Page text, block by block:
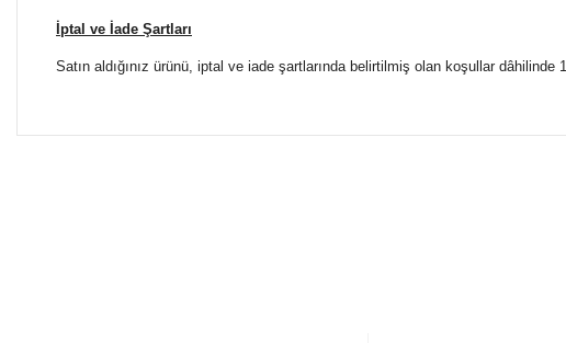
İptal ve İade Şartları
Satın aldığınız ürünü, iptal ve iade şartlarında belirtilmiş olan koşullar